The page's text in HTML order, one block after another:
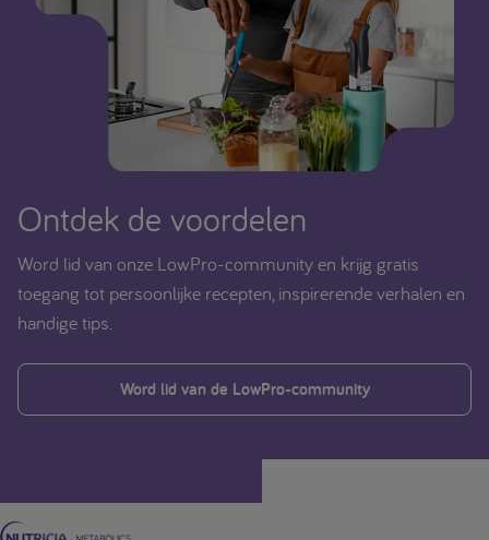
Ontdek de voordelen
Word lid van onze LowPro-community en krijg gratis
toegang tot persoonlijke recepten, inspirerende verhalen en
handige tips.
Word lid van de LowPro-community